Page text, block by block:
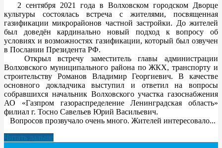
2 сентября 2021 года в Волховском городском Дворце
культуры состоялась встреча с жителями, посвященная
газификации микрорайонов частной застройки. До жителей
был доведён кардинально новый подход к вопросу об
условиях и возможностях газификации, который был озвучен
в Послании Президента РФ.
Открыл встречу заместитель главы администрации
Волховского муниципального района по ЖКХ, транспорту и
строительству Романов Владимир Георгиевич. В качестве
основного докладчика выступил и ответил на вопросы
собравшихся начальник Волховского участка газоснабжения
АО «Газпром газораспределение Ленинградская область»
филиал г. Тосно Савельев Юрий Васильевич.
Вопросов прозвучало очень много. Жителей интересовало...
Читать дальше